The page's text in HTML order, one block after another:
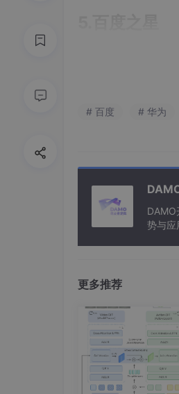
含金量：高
华为软件
主办方：华为
沉没成本：中上
7.全国算法
主办方：中国计算机
含金量：中下
# 百度 # 华为
势与应
更多推荐